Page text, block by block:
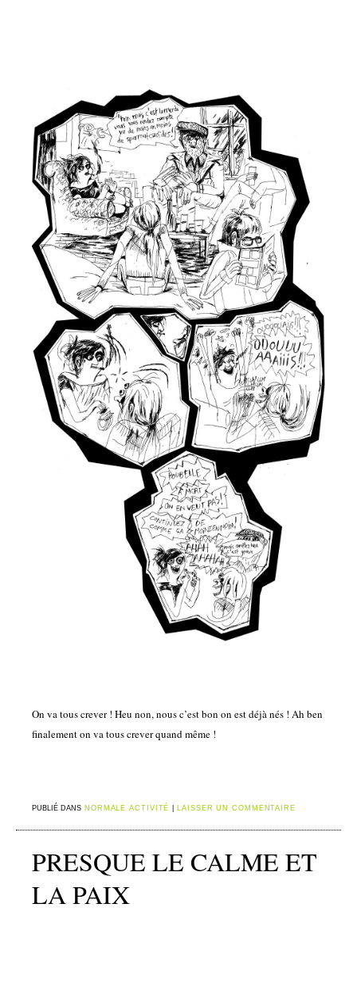
On va tous crever ! Heu non, nous c’est bon on est déjà nés ! Ah ben
finalement on va tous crever quand même !
PUBLIÉ DANS NORMALE ACTIVITÉ LAISSER UN COMMENTAIRE
PRESQUE LE CALME ET
LA PAIX